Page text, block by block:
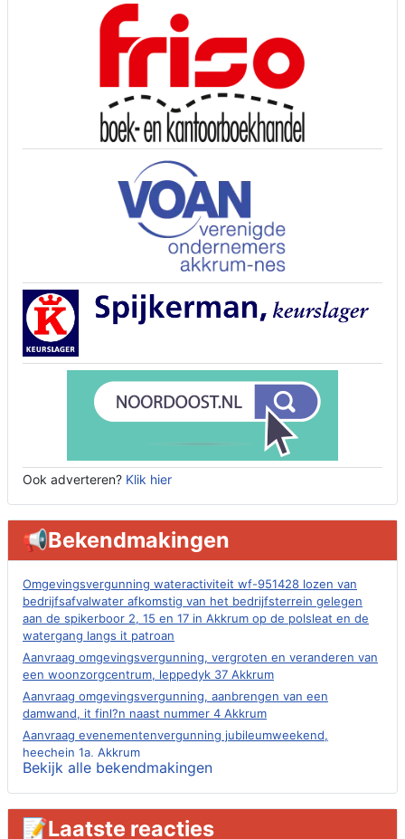
Ook adverteren? Klik hier
📢Bekendmakingen
Omgevingsvergunning wateractiviteit wf-951428 lozen van
bedrijfsafvalwater afkomstig van het bedrijfsterrein gelegen
aan de spikerboor 2, 15 en 17 in Akkrum op de polsleat en de
watergang langs it patroan
Aanvraag omgevingsvergunning, vergroten en veranderen van
een woonzorgcentrum, leppedyk 37 Akkrum
Aanvraag omgevingsvergunning, aanbrengen van een
damwand, it finl?n naast nummer 4 Akkrum
Aanvraag evenementenvergunning jubileumweekend,
heechein 1a, Akkrum
Verlening omgevingsvergunning, tijdelijk gebruik openbare
ruimte 02-10 t/m 02-11-2026, sitadel voor nr 6 te Akkrum
Aanvraag omgevingsvergunning, tijdelijk gebruik openbare
ruimte 02-10 t/m 02-11-2026, sitadel voor nr 6 te Akkrum
Bekijk alle bekendmakingen
📝Laatste reacties